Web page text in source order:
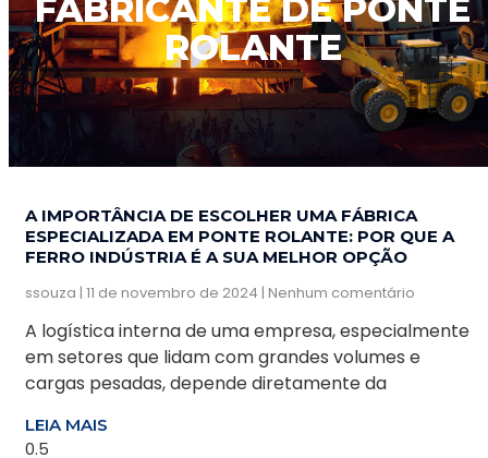
FABRICANTE DE PONTE
ROLANTE
A IMPORTÂNCIA DE ESCOLHER UMA FÁBRICA
ESPECIALIZADA EM PONTE ROLANTE: POR QUE A
FERRO INDÚSTRIA É A SUA MELHOR OPÇÃO
ssouza 11 de novembro de 2024 Nenhum comentário
A logística interna de uma empresa, especialmente
em setores que lidam com grandes volumes e
cargas pesadas, depende diretamente da
LEIA MAIS